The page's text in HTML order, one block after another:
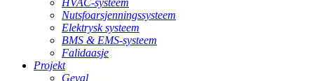
HVAC-systeem
Nutsfoarsjenningssysteem
Elektrysk systeem
BMS & EMS-systeem
Falidaasje
Projekt
Geval